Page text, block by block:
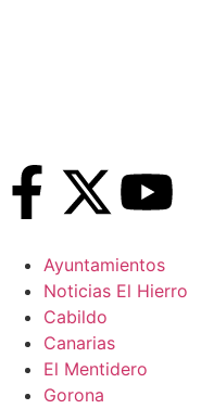
Ayuntamientos
Noticias El Hierro
Cabildo
Canarias
El Mentidero
Gorona